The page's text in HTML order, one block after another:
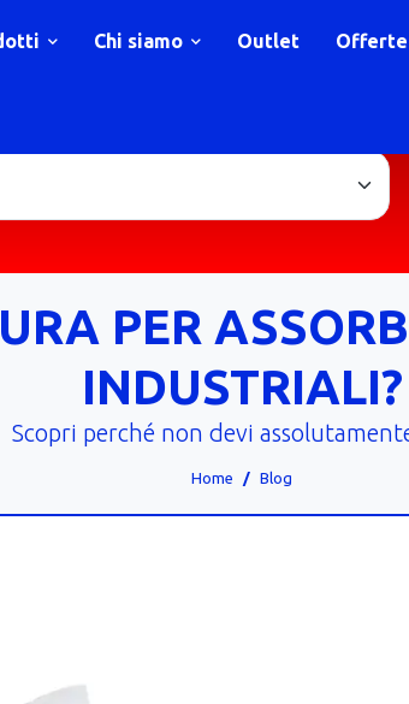
Chi siamo Outlet Offerte
PER
INDUSTRIALI?
Scopri perché non devi
Home Blog